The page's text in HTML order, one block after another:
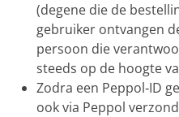
(degene die de
gebruiker ontvangen
persoon die
steeds op de hoogte
Zodra een Peppol‑ID
ook via Peppol